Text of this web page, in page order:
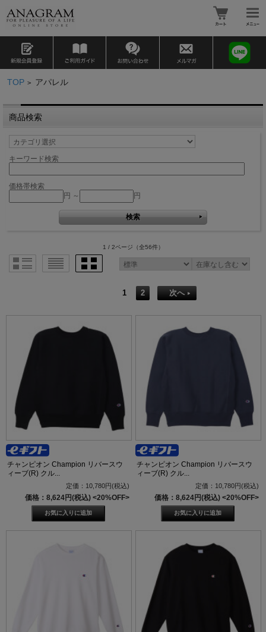
TOP > アパレル
商品検索
キーワード検索
価格帯検索
円 ～
円
1 / 2ページ （全56件）
1 2 次へ
チャンピオン Champion リバースウ
ィーブ(R) クル...
定価：10,780円(税込)
価格：8,624円(税込) <20%OFF>
チャンピオン Champion リバースウ
ィーブ(R) クル...
定価：10,780円(税込)
価格：8,624円(税込) <20%OFF>